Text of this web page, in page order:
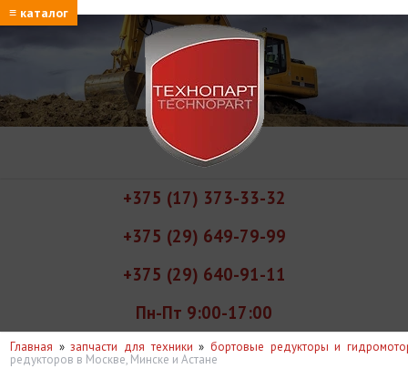
≡ каталог
+375 (17) 373-33-32
+375 (29) 649-79-99
+375 (29) 640-91-11
Пн-Пт 9:00-17:00
Главная » запчасти для техники » бортовые редукторы и
редукторов в Москве, Минске и Астане